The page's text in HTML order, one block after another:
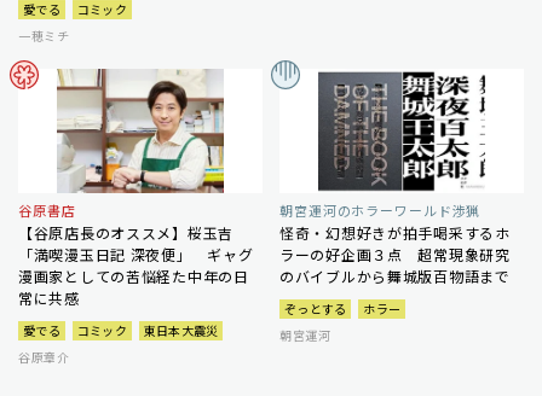
愛でる
コミック
一穂ミチ
谷原書店
【谷原店長のオススメ】桜玉吉
「満喫漫玉日記 深夜便」 ギャグ
漫画家としての苦悩経た中年の日
常に共感
愛でる コミック
東日本大震災
谷原章介
朝宮運河のホラーワールド渉猟
怪奇・幻想好きが拍手喝采するホ
ラーの好企画３点 超常現象研究
のバイブルから舞城版百物語まで
ぞっとする
ホラー
朝宮運河